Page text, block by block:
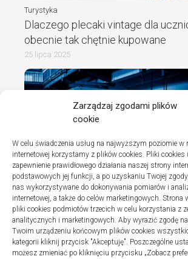
Zarządzaj zgodami plików
cookie
W celu świadczenia usług na najwyższym poziomie w
internetowej korzystamy z plików cookies. Pliki
zapewnienie prawidłowego działania naszej strony
podstawowych jej funkcji, a po uzyskaniu Twojej
nas wykorzystywane do dokonywania pomiarów i
internetowej, a także do celów marketingowych. Strona
pliki cookies podmiotów trzecich w celu korzystania z
analitycznych i marketingowych. Aby wyrazić zgodę
Twoim urządzeniu końcowym plików cookies
kategorii kliknij przycisk "Akceptuję". Poszczególne
możesz zmieniać po kliknięciu przycisku „Zobacz
Turystyka
Dlaczego plecaki vintage dla
obecnie tak chętnie kupowane
25 lipca 2025
Turystyka
Jak wybrać dobrą firmę do
sanitarnych w szpitalach
20 lipca 2025